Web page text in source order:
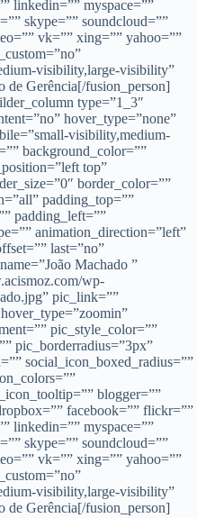
linkedin=”” myspace=””
skype=”” soundcloud=””
vk=”” xing=”” yahoo=””
visibility,large-visibility”
de Gerência[/fusion_person]
type=”1_3″
hover_type=”none”
visibility,medium-
background_color=””
top”
border_color=””
padding_top=””
padding_left=””
animation_direction=”left”
last=”no”
Machado ”
wp-
pic_link=””
pic_style_color=””
pic_borderradius=”3px”
social_icon_boxed_radius=””
blogger=””
facebook=”” flickr=””
linkedin=”” myspace=””
skype=”” soundcloud=””
vk=”” xing=”” yahoo=””
visibility,large-visibility”
de Gerência[/fusion_person]